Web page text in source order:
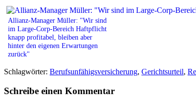
Allianz-Manager Müller: "Wir sind
im Large-Corp-Bereich Haftpflicht
knapp profitabel, bleiben aber
hinter den eigenen Erwartungen
zurück"
Schlagwörter: Berufsunfähigsversicherung, Gerichtsurteil,
Schreibe einen Kommentar